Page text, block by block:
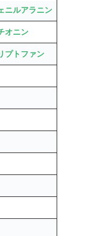
ニルアラニン
オニン
プトファン